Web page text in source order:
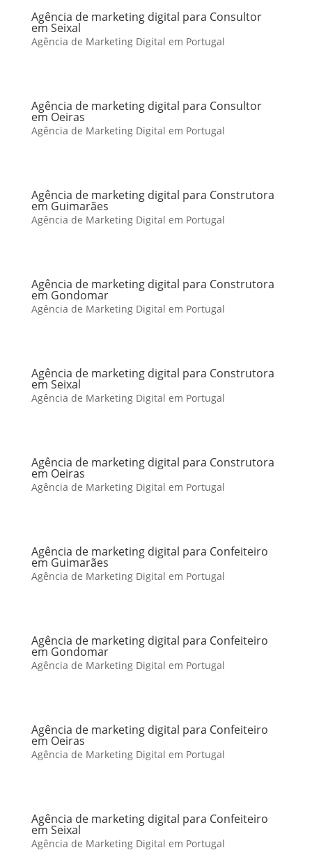
Agência de marketing digital para Consultor
em Seixal
Agência de Marketing Digital em Portugal
Agência de marketing digital para Consultor
em Oeiras
Agência de Marketing Digital em Portugal
Agência de marketing digital para Construtora
em Guimarães
Agência de Marketing Digital em Portugal
Agência de marketing digital para Construtora
em Gondomar
Agência de Marketing Digital em Portugal
Agência de marketing digital para Construtora
em Seixal
Agência de Marketing Digital em Portugal
Agência de marketing digital para Construtora
em Oeiras
Agência de Marketing Digital em Portugal
Agência de marketing digital para Confeiteiro
em Guimarães
Agência de Marketing Digital em Portugal
Agência de marketing digital para Confeiteiro
em Gondomar
Agência de Marketing Digital em Portugal
Agência de marketing digital para Confeiteiro
em Oeiras
Agência de Marketing Digital em Portugal
Agência de marketing digital para Confeiteiro
em Seixal
Agência de Marketing Digital em Portugal